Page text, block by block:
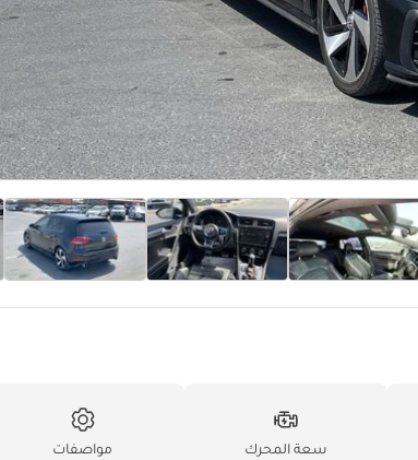
سعة المحرك
مواصفات